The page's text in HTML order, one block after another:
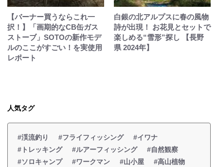
【バーナー買うならこれ一
択！】「画期的なCB缶ガス
ストーブ」SOTOの新作モデ
ルのここがすごい！を実使用
レポート
白銀の北アルプスに春の風物
詩が出現！ お花見とセットで
楽しめる“雪形”探し 【長野
県 2024年】
人気タグ
#渓流釣り #フライフィッシング
#イワナ
#トレッキング
#ルアーフィッシング
#自然観察
#ソロキャンプ
#ワークマン #山小屋 #高山植物